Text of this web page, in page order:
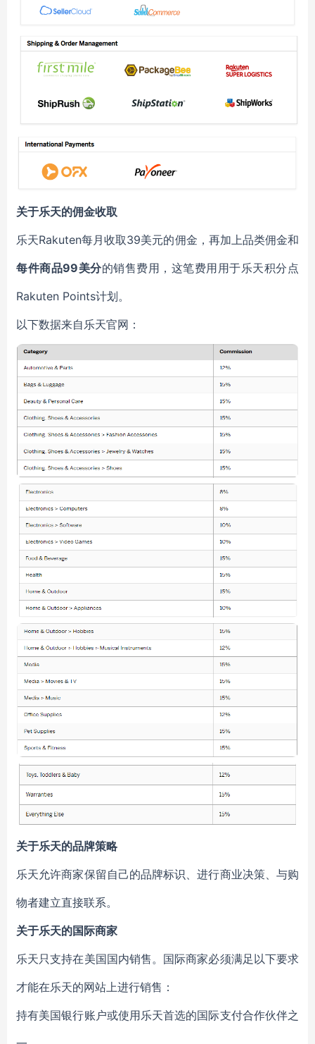
关于乐天的佣金收取
乐天Rakuten每月收取39美元的佣金，再加上品类佣金和
每件商品99美分的销售费用，这笔费用用于乐天积分点
Rakuten Points计划。
以下数据来自乐天官网：
关于乐天的品牌策略
乐天允许商家保留自己的品牌标识、进行商业决策、与购
物者建立直接联系。
关于乐天的国际商家
乐天只支持在美国国内销售。国际商家必须满足以下要求
才能在乐天的网站上进行销售：
持有美国银行账户或使用乐天首选的国际支付合作伙伴之